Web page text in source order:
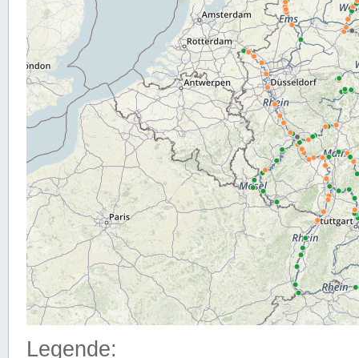
Legende: